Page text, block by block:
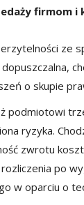
firmom i
ze
o skupie
podmiotowi
ryzyka.
zwrotu
po
w oparciu o